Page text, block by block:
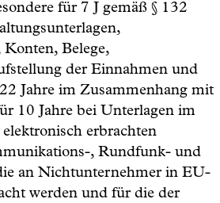
für 7 J gemäß § 132
Konten, Belege,
der Einnahmen und
Jahre im Zusammenhang mit
10 Jahre bei Unterlagen im
erbrachten
, Rundfunk- und
an Nichtunternehmer in EU-
werden und für die der